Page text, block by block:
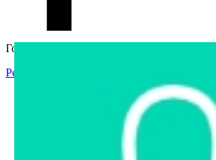
Гостевой доступ
Регистрация
Интернет-магазин
Интернет-витрина